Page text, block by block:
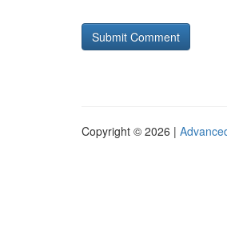
Copyright © 2026 |